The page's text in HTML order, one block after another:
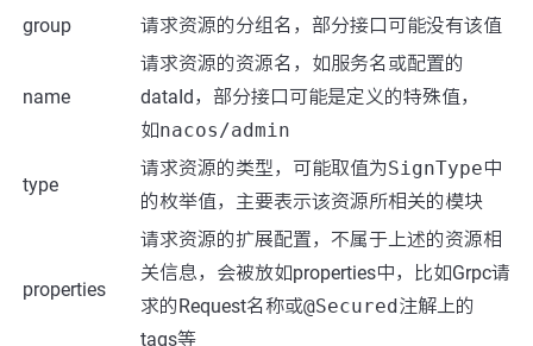
group
请求资源的分组名，部分接口可能没有该值
name
请求资源的资源名，如服务名或配置的
dataId，部分接口可能是定义的特殊值，
如nacos/admin
type
请求资源的类型，可能取值为SignType中
的枚举值，主要表示该资源所相关的模块
properties
请求资源的扩展配置，不属于上述的资源相
关信息，会被放如properties中，比如Grpc请
求的Request名称或@Secured注解上的
tags等